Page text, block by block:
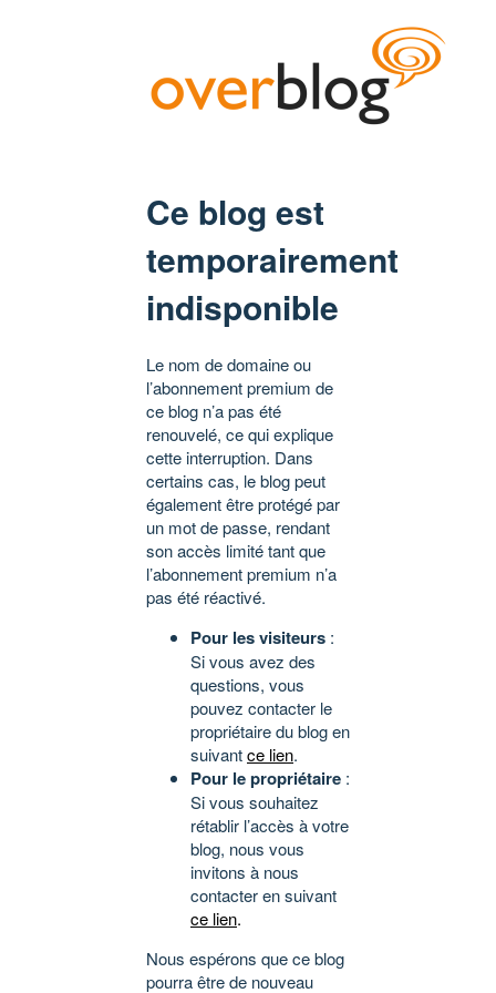
Ce blog est
temporairement
indisponible
Le nom de domaine ou
l’abonnement premium de
ce blog n’a pas été
renouvelé, ce qui explique
cette interruption. Dans
certains cas, le blog peut
également être protégé par
un mot de passe, rendant
son accès limité tant que
l’abonnement premium n’a
pas été réactivé.
Pour les visiteurs :
Si vous avez des
questions, vous
pouvez contacter le
propriétaire du blog en
suivantce lien.
Pour le propriétaire :
Si vous souhaitez
rétablir l’accès à votre
blog, nous vous
invitons à nous
contacter en suivant
ce lien.
Nous espérons que ce blog
pourra être de nouveau